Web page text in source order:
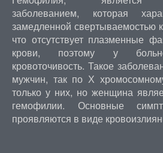
заболеванием, которая
замедленной свертываемостью
что отсутствует плазменные
крови, поэтому у
кровоточивость. Такое
мужчин, так по Х
только у них, но женщина
гемофилии. Основные
проявляются в виде